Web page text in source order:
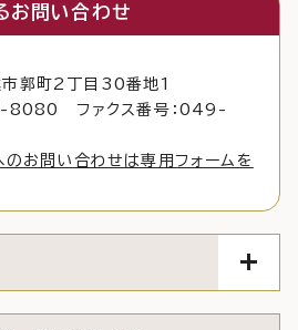
お問い合わせ
町2丁目30番地1
8080 ファクス番号：049-
お問い合わせは専用フォームを